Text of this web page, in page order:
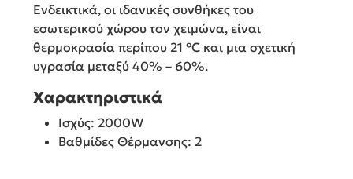
Ενδεικτικά, οι ιδανικές συνθήκες του
εσωτερικού χώρου τον χειμώνα, είναι
θερμοκρασία περίπου 21 °C και μια σχετική
υγρασία μεταξύ 40% – 60%.
Χαρακτηριστικά
Ισχύς: 2000W
Βαθμίδες Θέρμανσης: 2